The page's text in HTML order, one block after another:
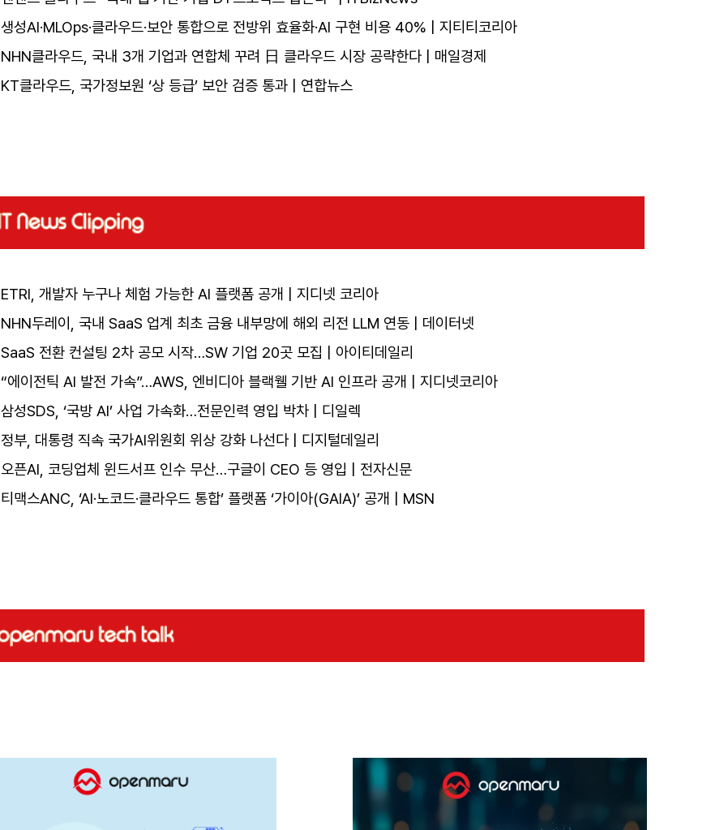
생성AI·MLOps·클라우드·보안 통합으로 전방위 효율화·AI 구현 비용 40% | 지티티코리아
NHN클라우드, 국내 3개 기업과 연합체 꾸려 日 클라우드 시장 공략한다 | 매일경제
KT클라우드, 국가정보원 ‘상 등급’ 보안 검증 통과 | 연합뉴스
ETRI, 개발자 누구나 체험 가능한 AI 플랫폼 공개 | 지디넷 코리아
NHN두레이, 국내 SaaS 업계 최초 금융 내부망에 해외 리전 LLM 연동 | 데이터넷
SaaS 전환 컨설팅 2차 공모 시작…SW 기업 20곳 모집 | 아이티데일리
“에이전틱 AI 발전 가속”…AWS, 엔비디아 블랙웰 기반 AI 인프라 공개 | 지디넷코리아
삼성SDS, ‘국방 AI’ 사업 가속화…전문인력 영입 박차 | 디일렉
정부, 대통령 직속 국가AI위원회 위상 강화 나선다 | 디지털데일리
오픈AI, 코딩업체 윈드서프 인수 무산…구글이 CEO 등 영입 | 전자신문
티맥스ANC, ‘AI·노코드·클라우드 통합’ 플랫폼 ‘가이아(GAIA)’ 공개 | MSN